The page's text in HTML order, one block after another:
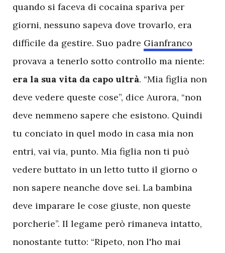
quando si faceva di cocaina spariva per
giorni, nessuno sapeva dove trovarlo, era
difficile da gestire. Suo padre Gianfranco
provava a tenerlo sotto controllo ma niente:
era la sua vita da capo ultrà. “Mia figlia non
deve vedere queste cose”, dice Aurora, “non
deve nemmeno sapere che esistono. Quindi
tu conciato in quel modo in casa mia non
entri, vai via, punto. Mia figlia non ti può
vedere buttato in un letto tutto il giorno o
non sapere neanche dove sei. La bambina
deve imparare le cose giuste, non queste
porcherie”. Il legame però rimaneva intatto,
nonostante tutto: “Ripeto, non l'ho mai